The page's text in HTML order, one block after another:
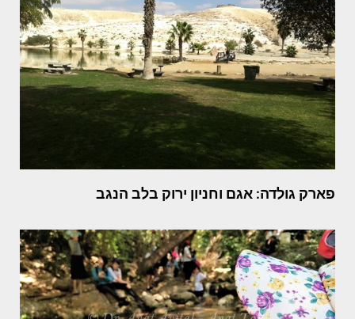
פארק גולדה: אגם וחניון ירוק בלב הנגב